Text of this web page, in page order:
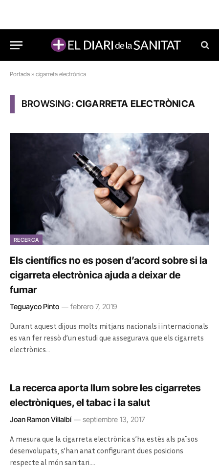
Portada » cigarreta electrònica
BROWSING:CIGARRETA ELECTRÒNICA
RECERCA
Els científics no es posen d’acord sobre si la
cigarreta electrònica ajuda a deixar de
fumar
Teguayco Pinto febrero 7, 2019
Durant aquest dijous molts mitjans nacionals i internacionals
es van fer ressò d’un estudi que assegurava que els cigarrets
electrònics…
La recerca aporta llum sobre les cigarretes
electròniques, el tabac i la salut
Joan Ramon Villalbí septiembre 13, 2017
A mesura que la cigarreta electrònica s’ha estès als països
desenvolupats, s’han anat configurant dues posicions
respecte al món sanitari.…